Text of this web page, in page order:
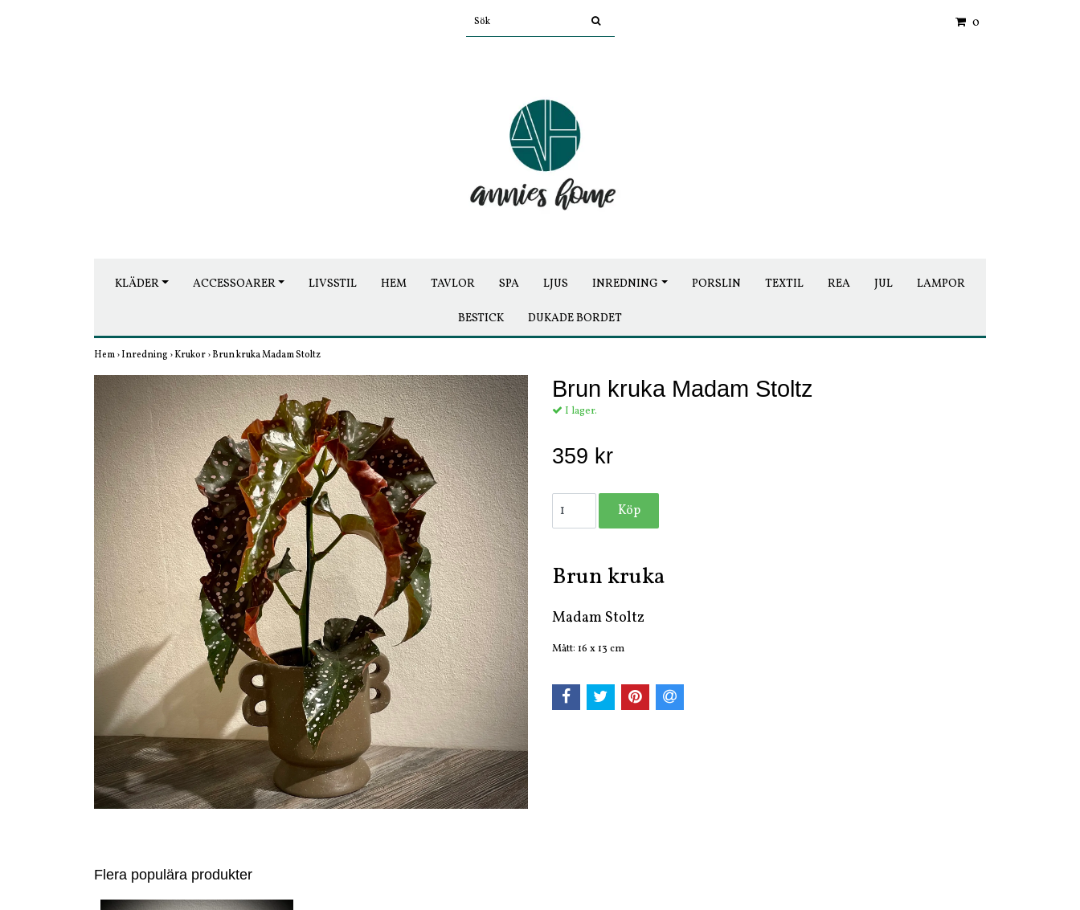
0
KLÄDER ACCESSOARER LIVSSTIL HEM TAVLOR SPA LJUS INREDNING PORSLIN TEXTIL REA JUL LAMPOR
BESTICK DUKADE BORDET
Hem›Inredning ›Krukor›Brun kruka Madam Stoltz
Brun kruka Madam Stoltz
I lager.
359 kr
Brun kruka
Madam Stoltz
Mått: 16 x 13 cm
Flera populära produkter